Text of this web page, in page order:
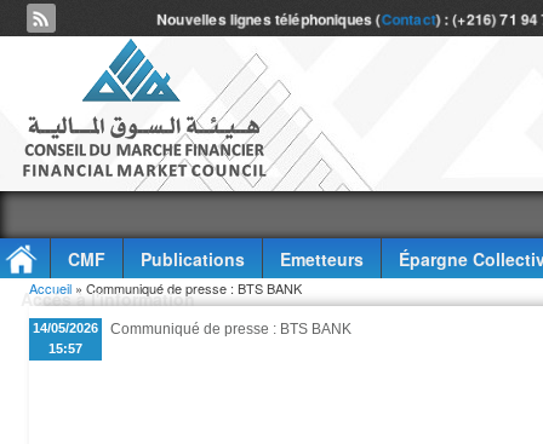
Nouvelles lignes téléphoniques (Contact) : (+216) 71
CMF Publications Emetteurs
Épargne
Accès à l'information
Vous êtes ici
Accueil » Communiqué de presse : BTS BANK
14/05/2026
15:57
Communiqué de presse : BTS BANK